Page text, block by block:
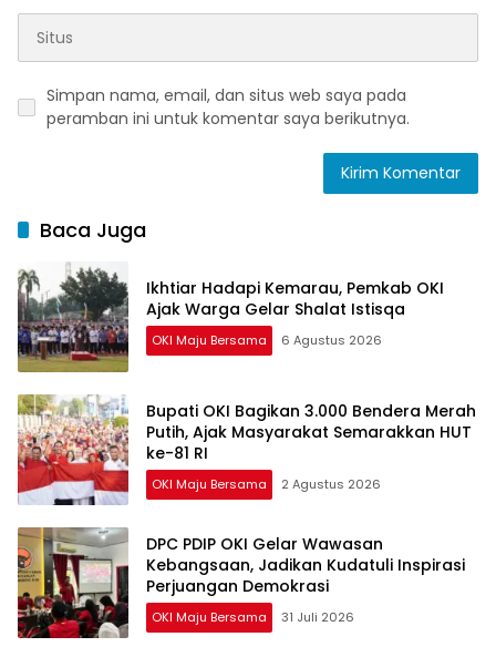
Simpan nama, email, dan situs web saya pada
peramban ini untuk komentar saya berikutnya.
Baca Juga
Ikhtiar Hadapi Kemarau, Pemkab OKI
Ajak Warga Gelar Shalat Istisqa
OKI Maju Bersama 6 Agustus 2026
Bupati OKI Bagikan 3.000 Bendera Merah
Putih, Ajak Masyarakat Semarakkan HUT
ke-81 RI
OKI Maju Bersama 2 Agustus 2026
DPC PDIP OKI Gelar Wawasan
Kebangsaan, Jadikan Kudatuli Inspirasi
Perjuangan Demokrasi
OKI Maju Bersama 31 Juli 2026